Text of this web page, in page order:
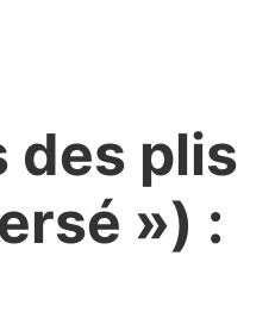
des plis
») :